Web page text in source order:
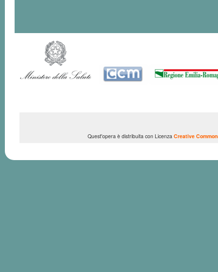
Quest'opera è distribuita con Licenza Creative